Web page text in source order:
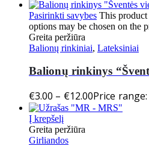
Pasirinkti savybes This
options may be chosen on the
Greita peržiūra
Balionų rinkiniai, Lateksiniai
Balionų rinkinys
€3.00 – €12.00Price
Į krepšelį
Greita peržiūra
Girliandos